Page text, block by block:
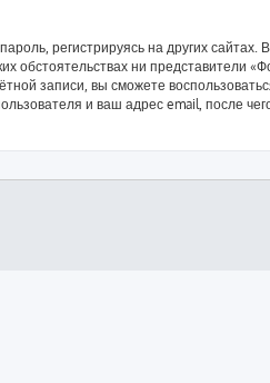
регистрируясь на других сайтах.
обстоятельствах ни представители
записи, вы сможете
и ваш адрес email, после